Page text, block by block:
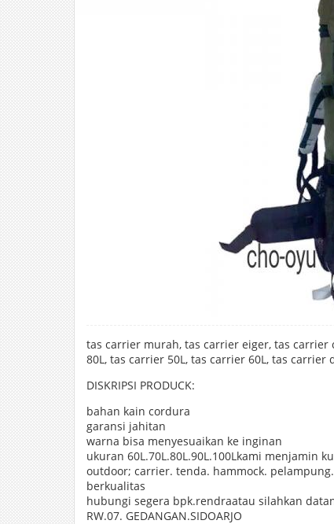
tas carrier murah, tas carrier eiger, tas
80L, tas carrier 50L, tas carrier 60L, tas carrier
DISKRIPSI PRODUCK:
bahan kain cordura
garansi jahitan
warna bisa menyesuaikan ke inginan
ukuran 60L.70L.80L.90L.100Lkami menjamin
outdoor; carrier. tenda. hammock.
berkualitas
hubungi segera bpk.rendraatau silahkan
RW.07. GEDANGAN.SIDOARJO